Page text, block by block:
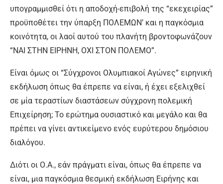
υπογραμμισθεί ότι η αποδοχή-επιβολή της “εκεχειρίας”
προϋποθέτει την ύπαρξη ΠΟΛΕΜΩΝ’ και η παγκόσμια
κοινότητα, οι λαοί αυτού του πλανήτη βροντοφωνάζουν
“ΝΑΙ ΣΤΗΝ ΕΙΡΗΝΗ, ΟΧΙ ΣΤΟΝ ΠΟΛΕΜΟ”.
Είναι όμως οι “Σύγχρονοι Ολυμπιακοί Αγώνες” ειρηνική
εκδήλωση όπως θα έπρεπε να είναι, ή έχει εξελιχθεί
σε μία τεραστίων διαστάσεων σύγχρονη πολεμική
Επιχείρηση; Το ερώτημα ουσιαστικό και μεγάλο και θα
πρέπει να γίνει αντικείμενο ενός ευρύτερου δημόσιου
διαλόγου.
Διότι οι Ο.Α., εάν πράγματι είναι, όπως θα έπρεπε να
είναι, μια παγκόσμια θεσμική εκδήλωση Ειρήνης και